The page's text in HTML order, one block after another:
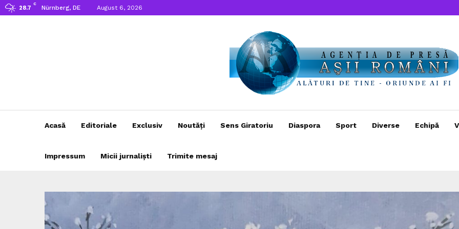
28.7
C
Nürnberg, DE August 6, 2026
Acasă Editoriale Exclusiv Noutăți Sens Giratoriu Diaspora Sport Diverse Echipă
Impressum Micii jurnaliști Trimite mesaj